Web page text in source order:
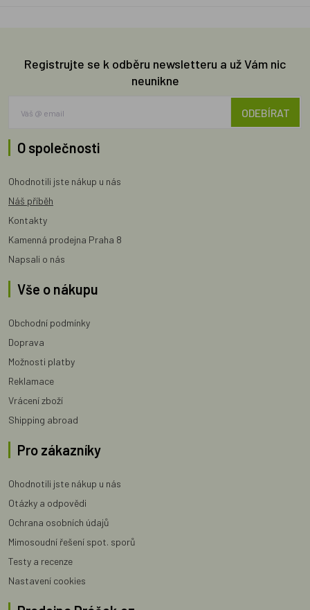
Registrujte se k odběru newsletteru a už Vám nic
neunikne
ODEBÍRAT
O společnosti
Ohodnotili jste nákup u nás
Náš příběh
Kontakty
Kamenná prodejna Praha 8
Napsali o nás
Vše o nákupu
Obchodní podmínky
Doprava
Možnosti platby
Reklamace
Vrácení zboží
Shipping abroad
Pro zákazníky
Ohodnotili jste nákup u nás
Otázky a odpovědi
Ochrana osobních údajů
Mimosoudní řešení spot. sporů
Testy a recenze
Nastavení cookies